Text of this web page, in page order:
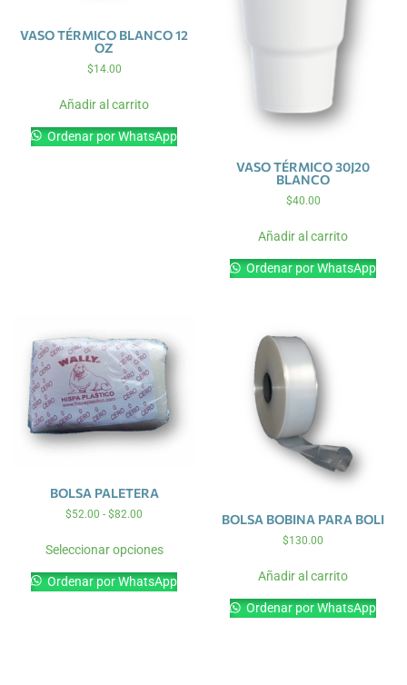
VASO TÉRMICO BLANCO 12
OZ
$14.00
Añadir al carrito
Ordenar por WhatsApp
VASO TÉRMICO 30J20
BLANCO
$40.00
Añadir al carrito
Ordenar por WhatsApp
BOLSA PALETERA
$52.00 - $82.00
Seleccionar opciones
Ordenar por WhatsApp
BOLSA BOBINA PARA BOLI
$130.00
Añadir al carrito
Ordenar por WhatsApp